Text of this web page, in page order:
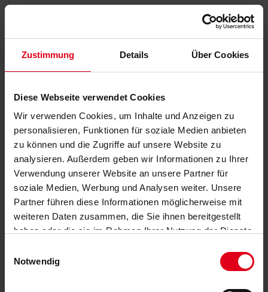
Zustimmung Details Über Cookies
Diese Webseite verwendet Cookies
Wir verwenden Cookies, um Inhalte und Anzeigen zu
personalisieren, Funktionen für soziale Medien anbieten
zu können und die Zugriffe auf unsere Website zu
analysieren. Außerdem geben wir Informationen zu Ihrer
Verwendung unserer Website an unsere Partner für
soziale Medien, Werbung und Analysen weiter. Unsere
Partner führen diese Informationen möglicherweise mit
weiteren Daten zusammen, die Sie ihnen bereitgestellt
haben oder die sie im Rahmen Ihrer Nutzung der Dienste
Notwendig